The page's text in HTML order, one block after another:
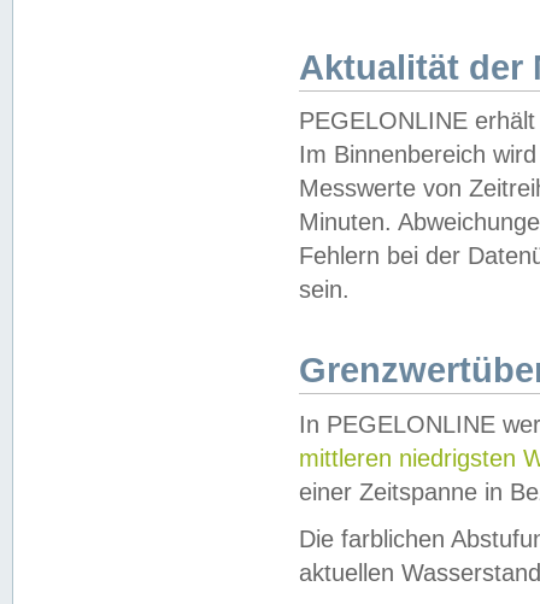
Aktualität der
PEGELONLINE
Im Binnenbereich
Messwerte von
Minuten.
Fehlern bei der
sein.
In PEGELONLINE
mittleren niedrigsten
einer Zeitspanne in
Die farblichen
aktuellen